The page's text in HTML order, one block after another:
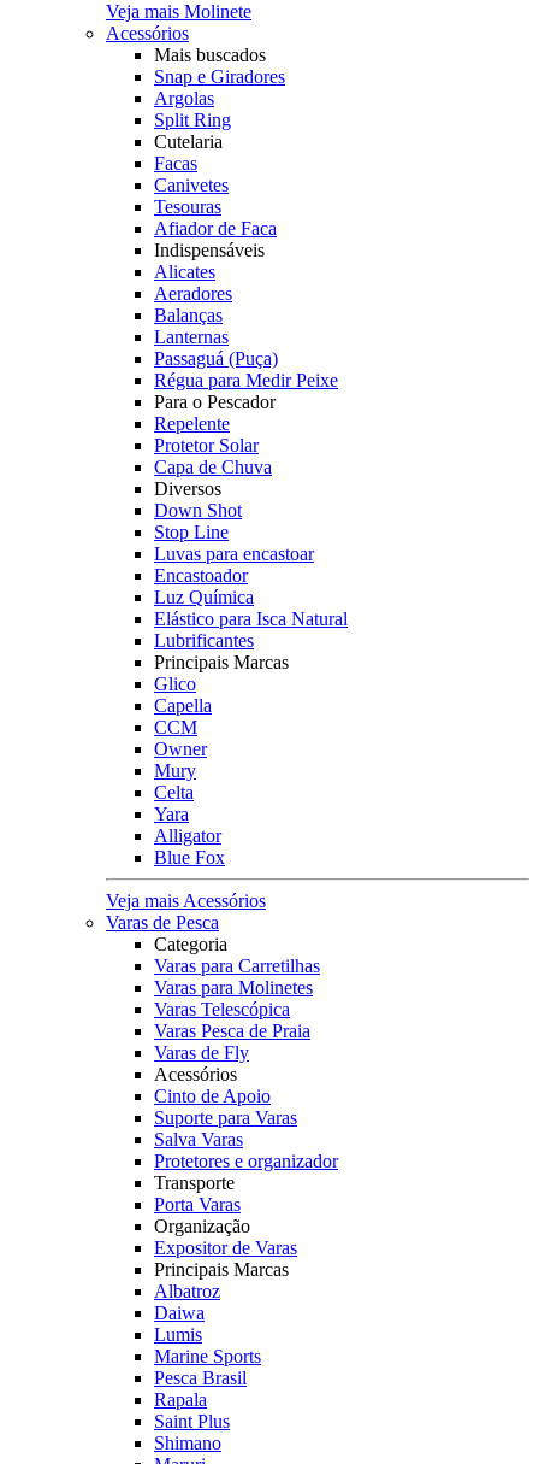
Veja mais Molinete
Acessórios
Mais buscados
Snap e Giradores
Argolas
Split Ring
Cutelaria
Facas
Canivetes
Tesouras
Afiador de Faca
Indispensáveis
Alicates
Aeradores
Balanças
Lanternas
Passaguá (Puça)
Régua para Medir Peixe
Para o Pescador
Repelente
Protetor Solar
Capa de Chuva
Diversos
Down Shot
Stop Line
Luvas para encastoar
Encastoador
Luz Química
Elástico para Isca Natural
Lubrificantes
Principais Marcas
Glico
Capella
CCM
Owner
Mury
Celta
Yara
Alligator
Blue Fox
Veja mais Acessórios
Varas de Pesca
Categoria
Varas para Carretilhas
Varas para Molinetes
Varas Telescópica
Varas Pesca de Praia
Varas de Fly
Acessórios
Cinto de Apoio
Suporte para Varas
Salva Varas
Protetores e organizador
Transporte
Porta Varas
Organização
Expositor de Varas
Principais Marcas
Albatroz
Daiwa
Lumis
Marine Sports
Pesca Brasil
Rapala
Saint Plus
Shimano